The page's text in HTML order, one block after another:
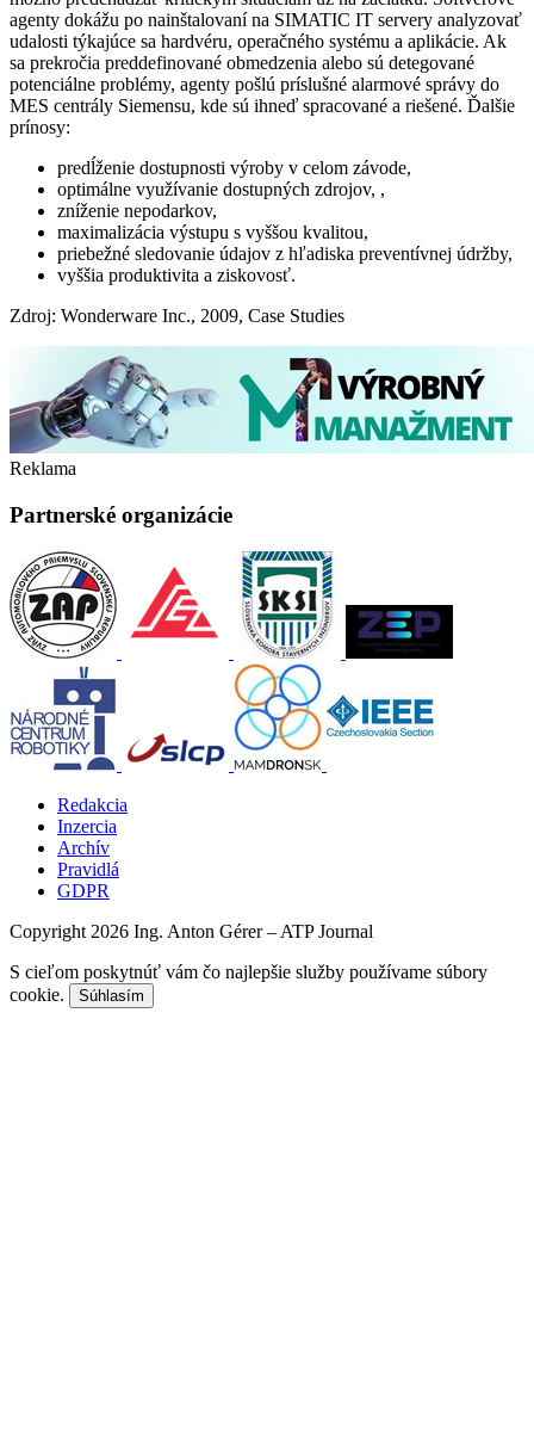
agenty dokážu po nainštalovaní na SIMATIC IT servery analyzovať
udalosti týkajúce sa hardvéru, operačného systému a aplikácie. Ak
sa prekročia preddefinované obmedzenia alebo sú detegované
potenciálne problémy, agenty pošlú príslušné alarmové správy do
MES centrály Siemensu, kde sú ihneď spracované a riešené. Ďalšie
prínosy:
predĺženie dostupnosti výroby v celom závode,
optimálne využívanie dostupných zdrojov, ,
zníženie nepodarkov,
maximalizácia výstupu s vyššou kvalitou,
priebežné sledovanie údajov z hľadiska preventívnej údržby,
vyššia produktivita a ziskovosť.
Zdroj: Wonderware Inc., 2009, Case Studies
Reklama
Partnerské organizácie
Redakcia
Inzercia
Archív
Pravidlá
GDPR
Copyright 2026 Ing. Anton Gérer – ATP Journal
S cieľom poskytnúť vám čo najlepšie služby používame súbory
cookie.
Súhlasím